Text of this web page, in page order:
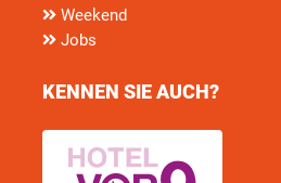
Weekend
Jobs
KENNEN SIE AUCH?